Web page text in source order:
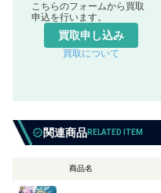
こちらのフォームから買取
申込を行います。
買取申し込み
買取について
関連商品RELATED ITEM
商品名